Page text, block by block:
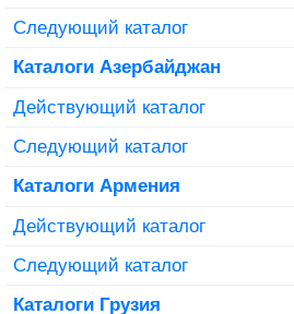
Следующий каталог
Каталоги Азербайджан
Действующий каталог
Следующий каталог
Каталоги Армения
Действующий каталог
Следующий каталог
Каталоги Грузия